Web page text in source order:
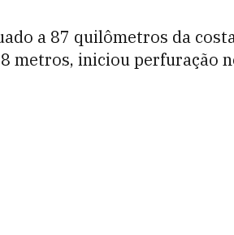
a 87 quilômetros da
metros, iniciou perfuração